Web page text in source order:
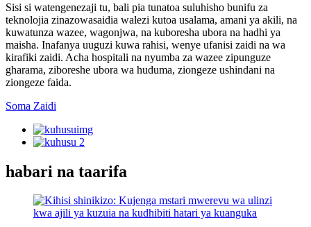
Sisi si watengenezaji tu, bali pia tunatoa suluhisho bunifu za
teknolojia zinazowasaidia walezi kutoa usalama, amani ya akili, na
kuwatunza wazee, wagonjwa, na kuboresha ubora na hadhi ya
maisha. Inafanya uuguzi kuwa rahisi, wenye ufanisi zaidi na wa
kirafiki zaidi. Acha hospitali na nyumba za wazee zipunguze
gharama, ziboreshe ubora wa huduma, ziongeze ushindani na
ziongeze faida.
Soma Zaidi
habari na taarifa